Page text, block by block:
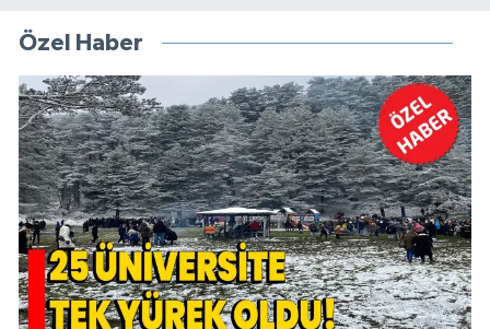
Özel Haber